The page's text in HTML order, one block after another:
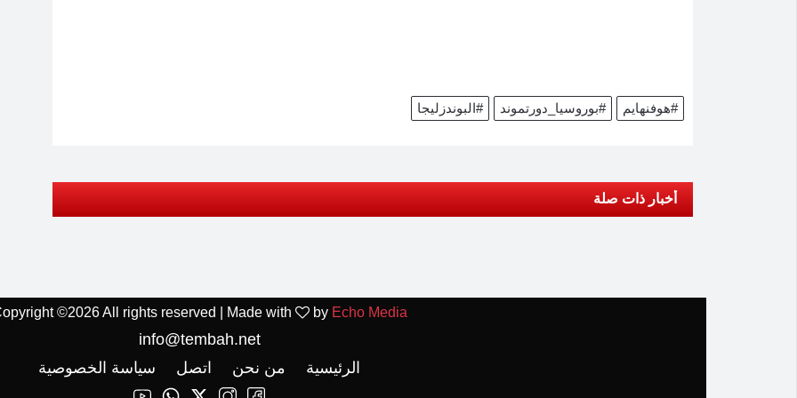
#البوندزليجا #بوروسيا_دورتموند #هوفنهايم
أخبار ذات صلة
©2026 All rights reserved | Made with by Echo Media
info@tembah.net
الرئيسية
من نحن اتصل سياسة الخصوصية